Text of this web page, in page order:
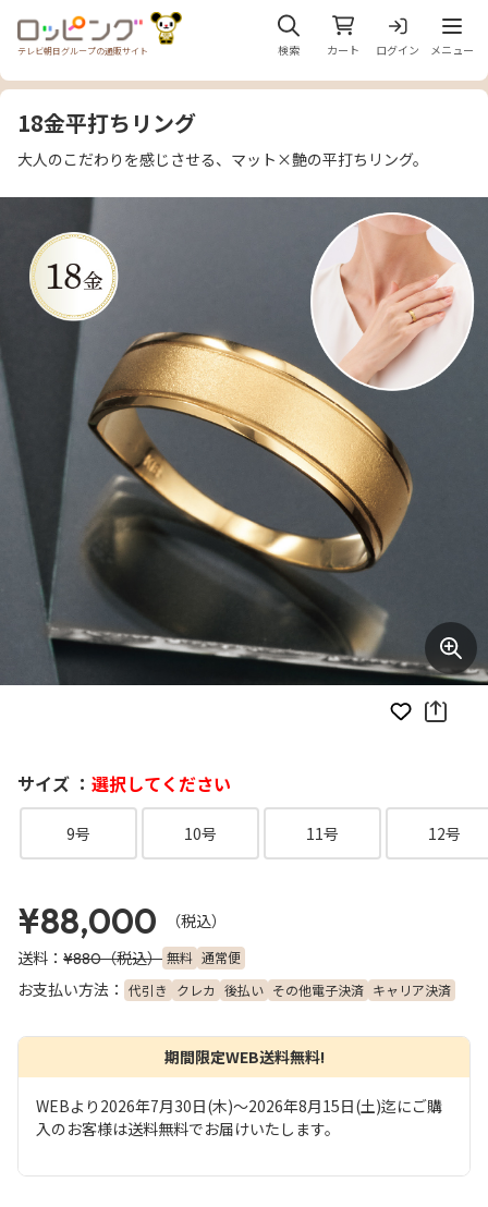
テレビ朝日グループの通販サイト 検索 カート ログイン
メニ
メニュー
お気に入り
18金平打ちリング
大人のこだわりを感じさせる、マット×艶の平打ちリング。
サイズ ： 選択してください
9号 10号 11号 12号
¥88,000
（税込）
送料： ¥880（税込） 無料 通常便
お支払い方法： 代引き クレカ 後払い その他電子決済 キャリア決済
期間限定WEB送料無料!
WEBより2026年7月30日(木)～2026年8月15日(土)迄にご購
入のお客様は送料無料でお届けいたします。